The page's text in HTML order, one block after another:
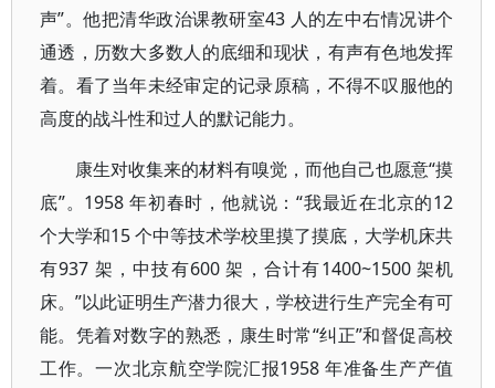
声”。他把清华政治课教研室43 人的左中右情况讲个
通透，历数大多数人的底细和现状，有声有色地发挥
着。看了当年未经审定的记录原稿，不得不叹服他的
高度的战斗性和过人的默记能力。
康生对收集来的材料有嗅觉，而他自己也愿意“摸
底”。1958 年初春时，他就说：“我最近在北京的12
个大学和15 个中等技术学校里摸了摸底，大学机床共
有937 架，中技有600 架，合计有1400~1500 架机
床。”以此证明生产潜力很大，学校进行生产完全有可
能。凭着对数字的熟悉，康生时常“纠正”和督促高校
工作。一次北京航空学院汇报1958 年准备生产产值